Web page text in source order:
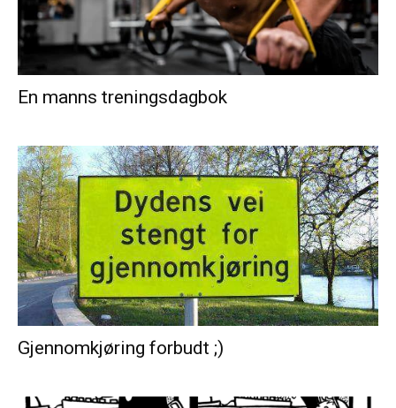
En manns treningsdagbok
Gjennomkjøring forbudt ;)